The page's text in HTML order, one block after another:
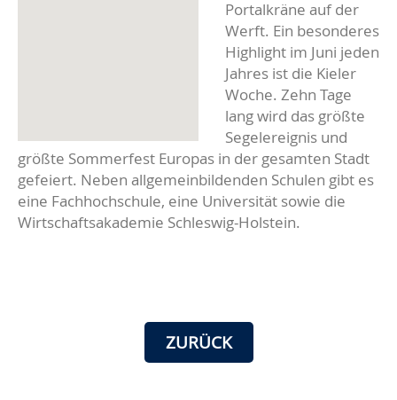
Portalkräne auf der
Werft. Ein besonderes
Highlight im Juni jeden
Jahres ist die Kieler
Woche. Zehn Tage
lang wird das größte
Segelereignis und
größte Sommerfest Europas in der gesamten Stadt
gefeiert. Neben allgemeinbildenden Schulen gibt es
eine Fachhochschule, eine Universität sowie die
Wirtschaftsakademie Schleswig-Holstein.
ZURÜCK